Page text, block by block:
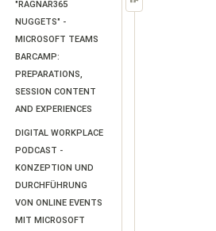
"RAGNAR365
NUGGETS" -
MICROSOFT TEAMS
BARCAMP:
PREPARATIONS,
SESSION CONTENT
AND EXPERIENCES
DIGITAL WORKPLACE
PODCAST -
KONZEPTION UND
DURCHFÜHRUNG
VON ONLINE EVENTS
MIT MICROSOFT